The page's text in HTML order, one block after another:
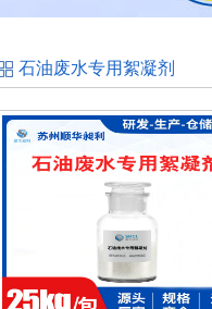
石油废水专用絮凝剂